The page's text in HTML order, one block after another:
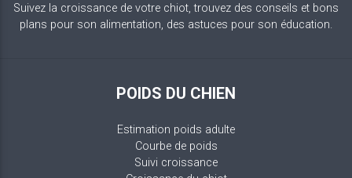
Suivez la croissance de votre chiot, trouvez des conseils et bons
plans pour son alimentation, des astuces pour son éducation.
POIDS DU CHIEN
Estimation poids adulte
Courbe de poids
Suivi croissance